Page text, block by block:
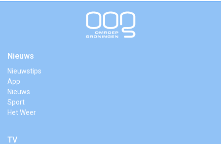
Nieuws
Nieuwstips
App
Nieuws
Sport
Het Weer
TV